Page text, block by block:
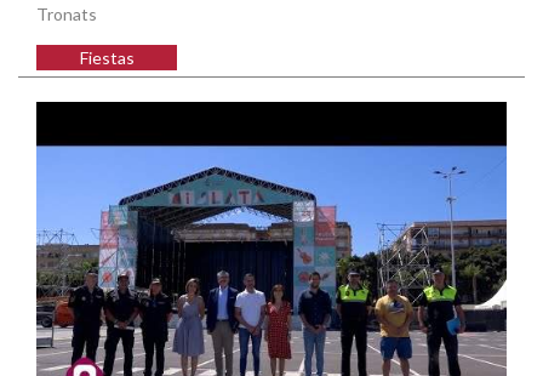
Tronats
Fiestas